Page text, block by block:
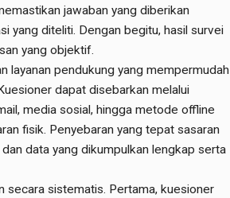
jawaban yang diberikan
yang diteliti. Dengan begitu, hasil survei
yang objektif.
layanan pendukung yang mempermudah
dapat disebarkan melalui
media sosial, hingga metode offline
fisik. Penyebaran yang tepat sasaran
data yang dikumpulkan lengkap serta
secara sistematis. Pertama, kuesioner